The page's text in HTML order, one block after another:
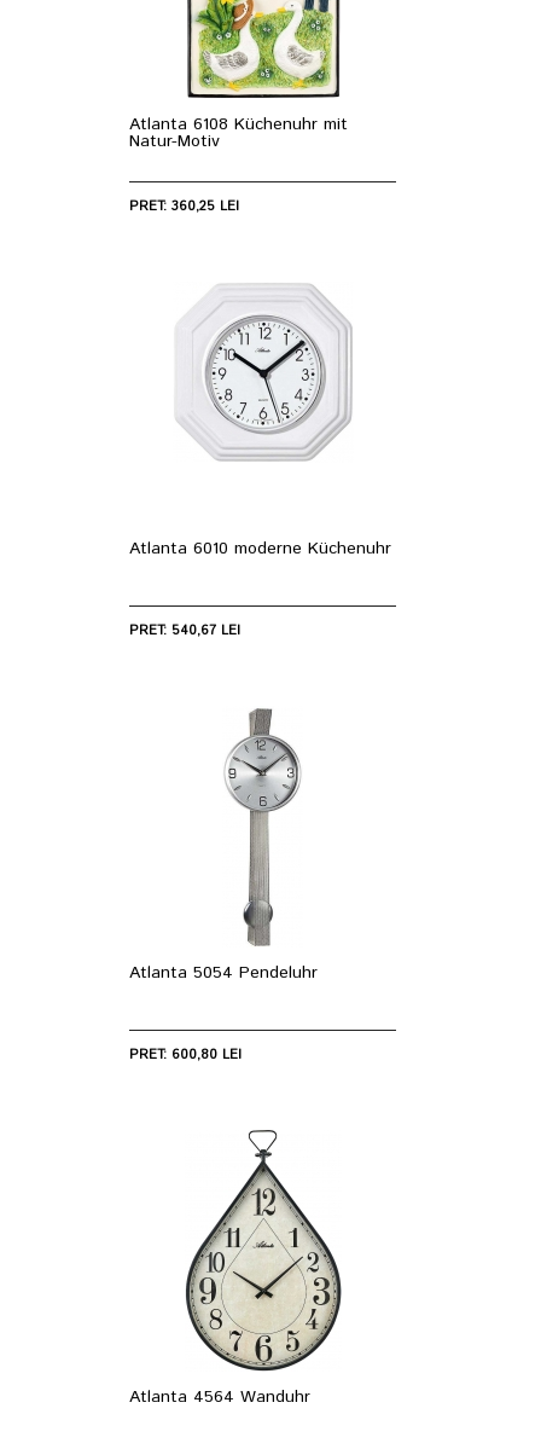
Atlanta 6108 Küchenuhr mit
Natur-Motiv
PRET: 360,25 LEI
Atlanta 6010 moderne Küchenuhr
PRET: 540,67 LEI
Atlanta 5054 Pendeluhr
PRET: 600,80 LEI
Atlanta 4564 Wanduhr